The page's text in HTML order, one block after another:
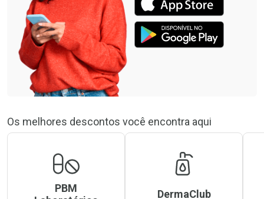
Os melhores descontos você encontra aqui
PBM
DermaClub